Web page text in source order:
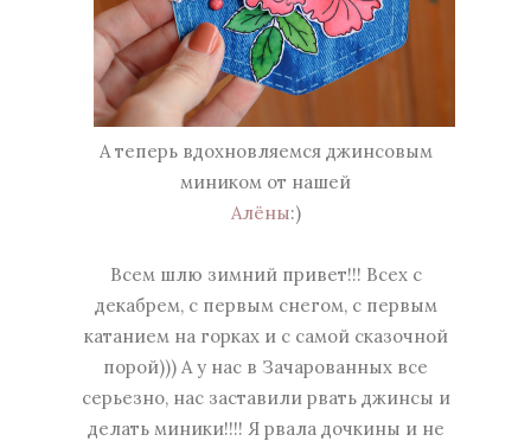
А теперь вдохновляемся джинсовым
миником от нашей
Алёны:)
Всем шлю зимний привет!!! Всех с
декабрем, с первым снегом, с первым
катанием на горках и с самой сказочной
порой))) А у нас в Зачарованных все
серьезно, нас заставили рвать джинсы и
делать миники!!!! Я рвала дочкины и не